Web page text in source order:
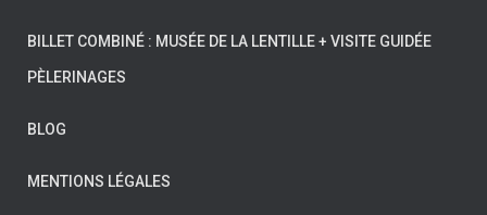
BILLET COMBINÉ : MUSÉE DE LA LENTILLE + VISITE GUIDÉE
PÈLERINAGES
BLOG
MENTIONS LÉGALES